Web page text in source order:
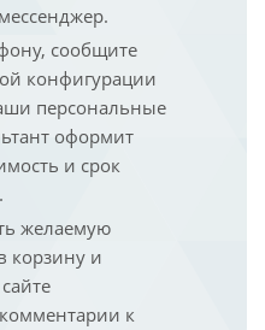
сообщите
конфигурации
персональные
оформит
и срок
желаемую
корзину и
к